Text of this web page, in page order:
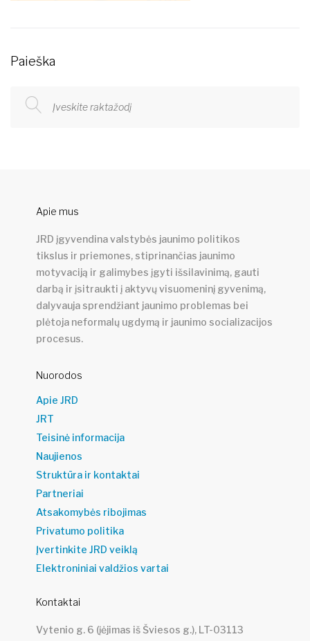
Paieška
Apie mus
JRD įgyvendina valstybės jaunimo politikos
tikslus ir priemones, stiprinančias jaunimo
motyvaciją ir galimybes įgyti išsilavinimą, gauti
darbą ir įsitraukti į aktyvų visuomeninį gyvenimą,
dalyvauja sprendžiant jaunimo problemas bei
plėtoja neformalų ugdymą ir jaunimo socializacijos
procesus.
Nuorodos
Apie JRD
JRT
Teisinė informacija
Naujienos
Struktūra ir kontaktai
Partneriai
Atsakomybės ribojimas
Privatumo politika
Įvertinkite JRD veiklą
Elektroniniai valdžios vartai
Kontaktai
Vytenio g. 6 (įėjimas iš Šviesos g.), LT-03113